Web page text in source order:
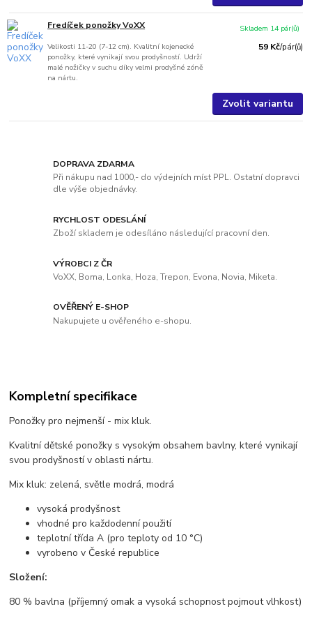
Fredíček ponožky VoXX
Velikosti 11-20 (7-12 cm). Kvalitní kojenecké
ponožky, které vynikají svou prodyšností. Udrží
malé nožičky v suchu díky velmi prodyšné zóně
na nártu.
59 Kč/pár(ů)
Skladem 14 pár(ů)
Zvolit variantu
DOPRAVA ZDARMA
Při nákupu nad 1000,- do výdejních míst PPL. Ostatní dopravci
dle výše objednávky.
RYCHLOST ODESLÁNÍ
Zboží skladem je odesíláno následující pracovní den.
VÝROBCI Z ČR
VoXX, Boma, Lonka, Hoza, Trepon, Evona, Novia, Miketa.
OVĚŘENÝ E-SHOP
Nakupujete u ověřeného e-shopu.
Kompletní specifikace
Ponožky pro nejmenší - mix kluk.
Kvalitní dětské ponožky s vysokým obsahem bavlny, které vynikají
svou prodyšností v oblasti nártu.
Mix kluk: zelená, světle modrá, modrá
vysoká prodyšnost
vhodné pro každodenní použití
teplotní třída A (pro teploty od 10 °C)
vyrobeno v České republice
Složení:
80 % bavlna (příjemný omak a vysoká schopnost pojmout vlhkost)